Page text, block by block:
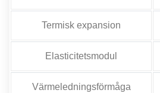
Termisk expansion
Elasticitetsmodul
Värmeledningsförmåga